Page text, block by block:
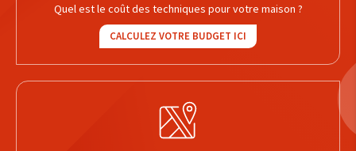
Quel est le coût des techniques pour votre maison ?
CALCULEZ VOTRE BUDGET ICI